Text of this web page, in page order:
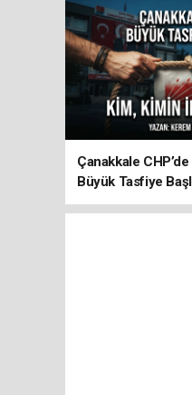
Çanakkale
Büyük Tasfiye
Uçuşuyor